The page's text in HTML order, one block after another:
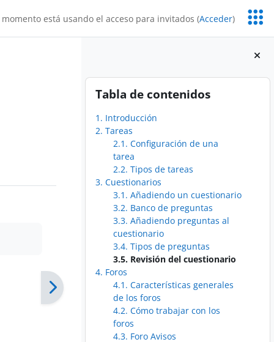
momento está usando el acceso para invitados (Acceder)
Bloques
Salta Tabla de contenidos
Tabla de contenidos
1. Introducción
2. Tareas
2.1. Configuración de una
tarea
2.2. Tipos de tareas
3. Cuestionarios
3.1. Añadiendo un cuestionario
3.2. Banco de preguntas
3.3. Añadiendo preguntas al
cuestionario
3.4. Tipos de preguntas
3.5. Revisión del cuestionario
4. Foros
4.1. Características generales
de los foros
4.2. Cómo trabajar con los
foros
4.3. Foro Avisos